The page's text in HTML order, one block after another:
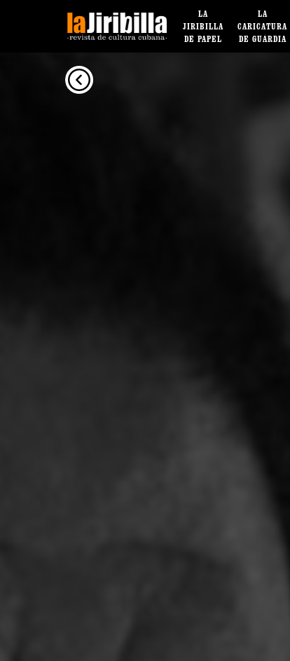
LA
JIRIBILLA
DE PAPEL
LA
CARICATURA
DE GUARDIA